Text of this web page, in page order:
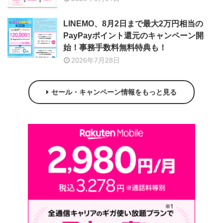
LINEMO、8月2日まで最大2万円相当の
PayPayポイント還元のキャンペーン開
始！事務手数料無料特典も！
2026年7月28日
セール・キャンペーン情報をもっと見る